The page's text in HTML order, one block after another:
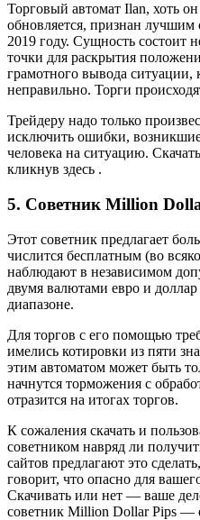
Торговый автомат Ilan, хоть
обновляется, признан
2019 году. Сущность состоит
точки для раскрытия
грамотного вывода ситуации,
неправильно. Торги
Трейдеру надо только
исключить ошибки, возникшие
человека на ситуацию.
кликнув здесь .
5. Советник Million
Этот советник предлагает
числится бесплатным (во
наблюдают в независимом
двумя валютами евро и
диапазоне.
Для торгов с его помощью
имелись котировки из пяти
этим автоматом может быть
начнутся торможения с
отразится на итогах торгов.
К сожаления скачать и
советником навряд ли
сайтов предлагают это
говорит, что опасно для
Скачивать или нет — ваше
советник Million Dollar Pips —